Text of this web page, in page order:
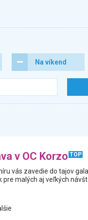
Na víkend
v OC Korzo TOP
vás zavedie do tajov
malých aj veľkých